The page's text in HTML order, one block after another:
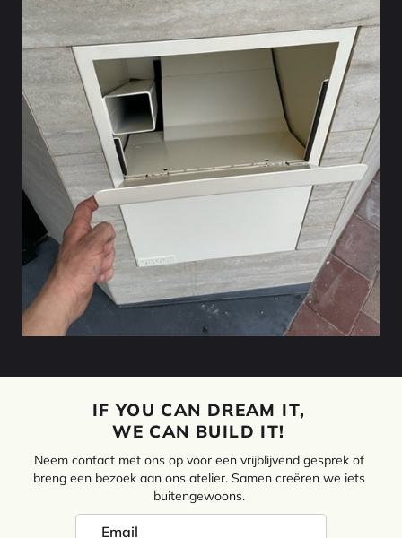
IF YOU CAN DREAM IT,
WE CAN BUILD IT!
Neem contact met ons op voor een vrijblijvend gesprek of
breng een bezoek aan ons atelier. Samen creëren we iets
buitengewoons.